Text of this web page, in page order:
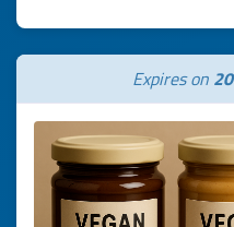
Expires on